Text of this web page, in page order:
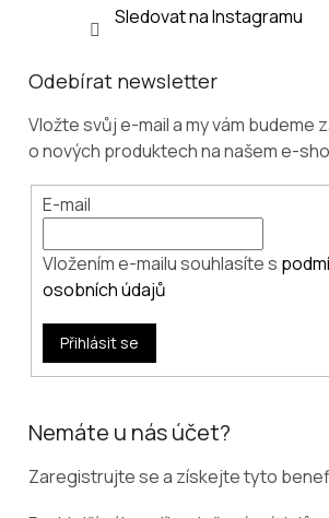
Sledovat na Instagramu
Odebírat newsletter
Vložte svůj e-mail a my vám budeme
o nových produktech na našem e-
E-mail
Vložením e-mailu souhlasíte s
osobních údajů
Přihlásit se
Nemáte u nás účet?
Zaregistrujte se a získejte tyto